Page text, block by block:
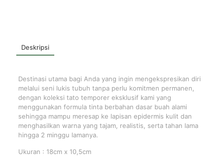
Deskripsi
Destinasi utama bagi Anda yang ingin mengekspresikan diri
melalui seni lukis tubuh tanpa perlu komitmen permanen,
dengan koleksi tato temporer eksklusif kami yang
menggunakan formula tinta berbahan dasar buah alami
sehingga mampu meresap ke lapisan epidermis kulit dan
menghasilkan warna yang tajam, realistis, serta tahan lama
hingga 2 minggu lamanya.
Ukuran : 18cm x 10,5cm